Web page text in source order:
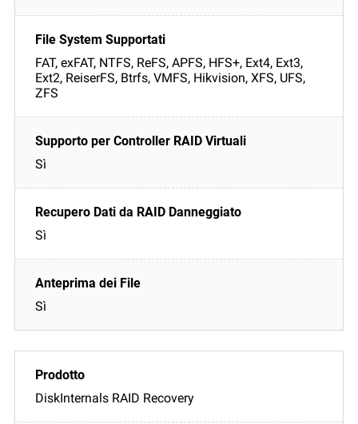
FAT, exFAT, NTFS, ReFS, APFS, HFS+, Ext4, Ext3,
Ext2, ReiserFS, Btrfs, VMFS, Hikvision, XFS, UFS,
ZFS
Sì
Sì
Sì
DiskInternals RAID Recovery